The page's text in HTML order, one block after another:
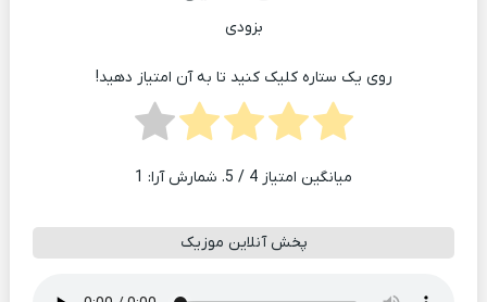
بزودی
روی یک ستاره کلیک کنید تا به آن امتیاز دهید!
میانگین امتیاز 4 / 5. شمارش آرا: 1
پخش آنلاین موزیک